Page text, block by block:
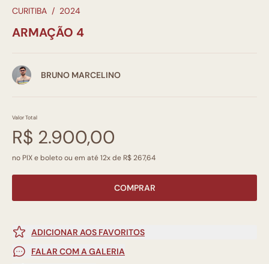
CURITIBA / 2024
ARMAÇÃO 4
BRUNO MARCELINO
Valor Total
R$ 2.900,00
no PIX e boleto ou em até 12x de R$ 267,64
COMPRAR
ADICIONAR AOS FAVORITOS
FALAR COM A GALERIA